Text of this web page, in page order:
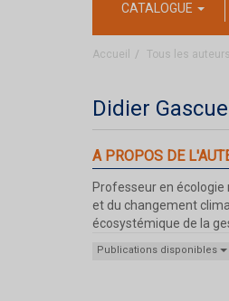
CATALOGUE
Accueil Tous les auteurs
Didier Gascuel
A PROPOS DE
Professeur en écologie
et du changement
écosystémique de la
Publications disponibles